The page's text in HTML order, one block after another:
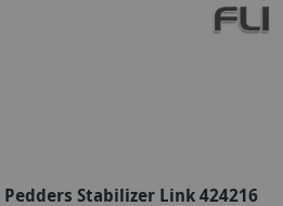
Pedders Stabilizer Link 424216